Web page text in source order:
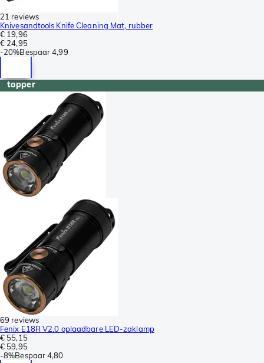
21 reviews
Knivesandtools Knife Cleaning Mat, rubber
€ 19,96
€ 24,95
-20%Bespaar 4,99
topper
69 reviews
Fenix E18R V2.0 oplaadbare LED-zaklamp
€ 55,15
€ 59,95
-8%Bespaar4,80